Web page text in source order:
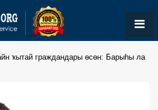
ҡытай граждандары өсөн: Барыһы ла